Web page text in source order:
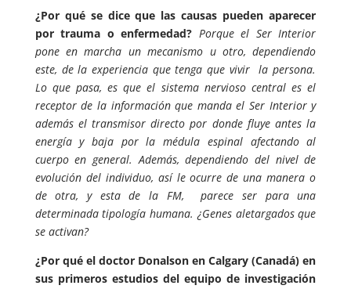
¿Por qué se dice que las causas pueden aparecer
por trauma o enfermedad? Porque el Ser Interior
pone en marcha un mecanismo u otro, dependiendo
este, de la experiencia que tenga que vivir la persona.
Lo que pasa, es que el sistema nervioso central es el
receptor de la información que manda el Ser Interior y
además el transmisor directo por donde fluye antes la
energía y baja por la médula espinal afectando al
cuerpo en general. Además, dependiendo del nivel de
evolución del individuo, así le ocurre de una manera o
de otra, y esta de la FM, parece ser para una
determinada tipología humana. ¿Genes aletargados que
se activan?
¿Por qué el doctor Donalson en Calgary (Canadá) en
sus primeros estudios del equipo de investigación